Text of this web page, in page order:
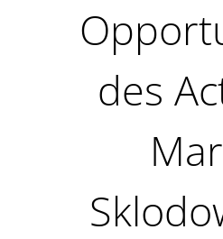
des